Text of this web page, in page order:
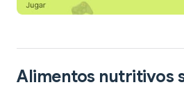
Alimentos nutritivos